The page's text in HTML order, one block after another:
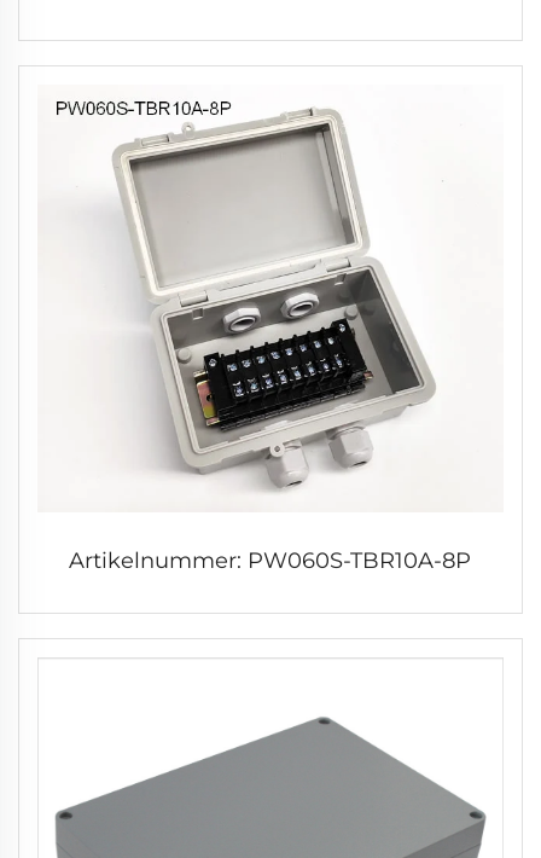
Artikelnummer: PW060S-TBR10A-8P